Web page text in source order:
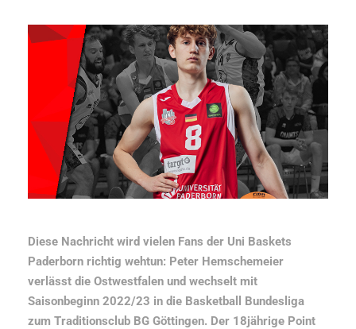
Diese Nachricht wird vielen Fans der Uni Baskets
Paderborn richtig wehtun: Peter Hemschemeier
verlässt die Ostwestfalen und wechselt mit
Saisonbeginn 2022/23 in die Basketball Bundesliga
zum Traditionsclub BG Göttingen. Der 18jährige Point